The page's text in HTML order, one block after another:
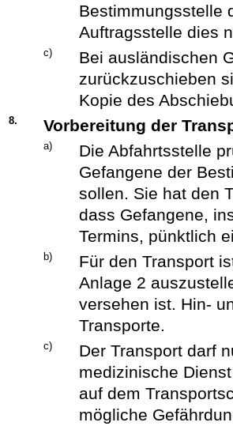
Bestimmungsstelle
Auftragsstelle dies
c)
Bei ausländischen
zurückzuschieben
Kopie des
8. Vorbereitung der
a)
Die Abfahrtsstelle
Gefangene der
sollen. Sie hat den
dass Gefangene,
Termins, pünktlich
b)
Für den Transport
Anlage 2
versehen ist. Hin-
Transporte.
c)
Der Transport darf
medizinische
auf dem
mögliche